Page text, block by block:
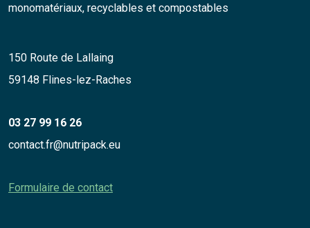
monomatériaux, recyclables et compostables
150 Route de Lallaing
59148 Flines-lez-Raches
03 27 99 16 26
contact.fr@nutripack.eu
Formulaire de contact